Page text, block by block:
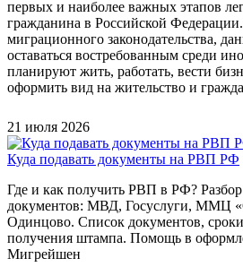
первых и наиболее важных этапов
гражданина в Российской
миграционного законодательства,
оставаться востребованным среди
планируют жить, работать, вести
оформить вид на жительство и
21 июля 2026
Куда подавать документы на РВП РФ
Где и как получить РВП в РФ? Разбор
документов: МВД, Госуслуги, ММЦ
Одинцово. Список документов,
получения штампа. Помощь в
Мигрейшен